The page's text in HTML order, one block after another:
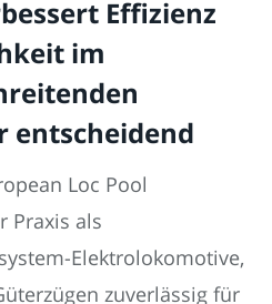
Effizienz
im
entscheidend
Loc Pool
Praxis als
Elektrolokomotive,
zuverlässig für